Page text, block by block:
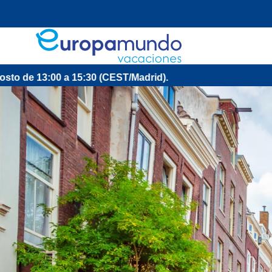
a 15:30 (CEST/Madrid).